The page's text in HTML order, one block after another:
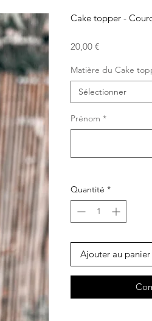
Cake topper -
20,00 €Prix
Matière du Cake
Sélectionner
Prénom *
Quantité *
Ajouter au panier